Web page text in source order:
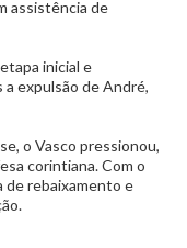
assistência de
inicial e
expulsão de André,
o Vasco pressionou,
corintiana. Com o
de rebaixamento e